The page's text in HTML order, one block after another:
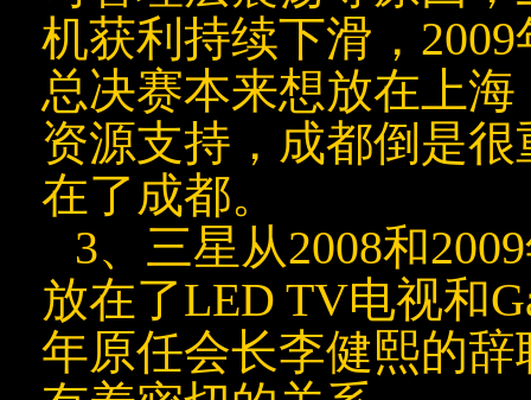
机获利持续下滑，
总决赛本来想放在上海
资源支持，成都倒是
在了成都。
3、三星从2008和
放在了LED TV电视和
年原任会长李健熙的